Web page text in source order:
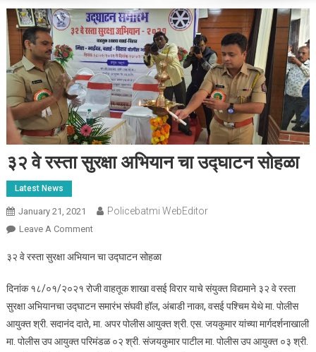
३२ वे रस्ता सुरक्षा अभियान चा उद्घाटन सोहळा
Latest News
January 21, 2021 Policebatmi WebEditor
Leave A CommentOn ३२ वे रस्ता सुरक्षा अभियान चा उद्घाटन सोहळा
३२ वे रस्ता सुरक्षा अभियान चा उद्घाटन सोहळा
दिनांक १८/०१/२०२१ रोजी वाहतूक शाखा वसई विरार याचे संयुक्त विद्यमाने ३२ वे रस्ता
सुरक्षा अभियानचा उद्घाटन समारंभ संघवी हॉल, अंबाडी नाका, वसई पश्चिम येथे मा. पोलीस
आयुक्त श्री. सदानंद दाते, मा. अपर पोलीस आयुक्त श्री. एस. जयकुमार यांच्या मार्गदर्शनाखाली
मा. पोलीस उप आयुक्त परिमंडळ ०२ श्री. संजयकुमार पाटील मा. पोलीस उप आयुक्त ०३ श्री.